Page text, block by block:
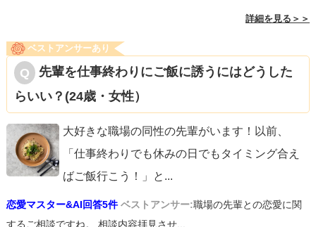
詳細を見る＞＞
ベストアンサーあり
先輩を仕事終わりにご飯に誘うにはどうした
らいい？(24歳・女性）
大好きな職場の同性の先輩がいます！以前、
「仕事終わりでも休みの日でもタイミング合え
ばご飯行こう！」と ...
恋愛マスター&AI回答5件 ベストアンサー:職場の先輩との恋愛に関
するご相談ですね。 相談内容拝見させ...